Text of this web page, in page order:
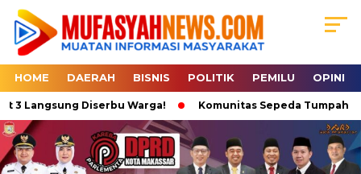
HOME DAERAH BISNIS POLITIK PEMILU OPINI
Langsung Diserbu Warga! Komunitas Sepeda Tumpah